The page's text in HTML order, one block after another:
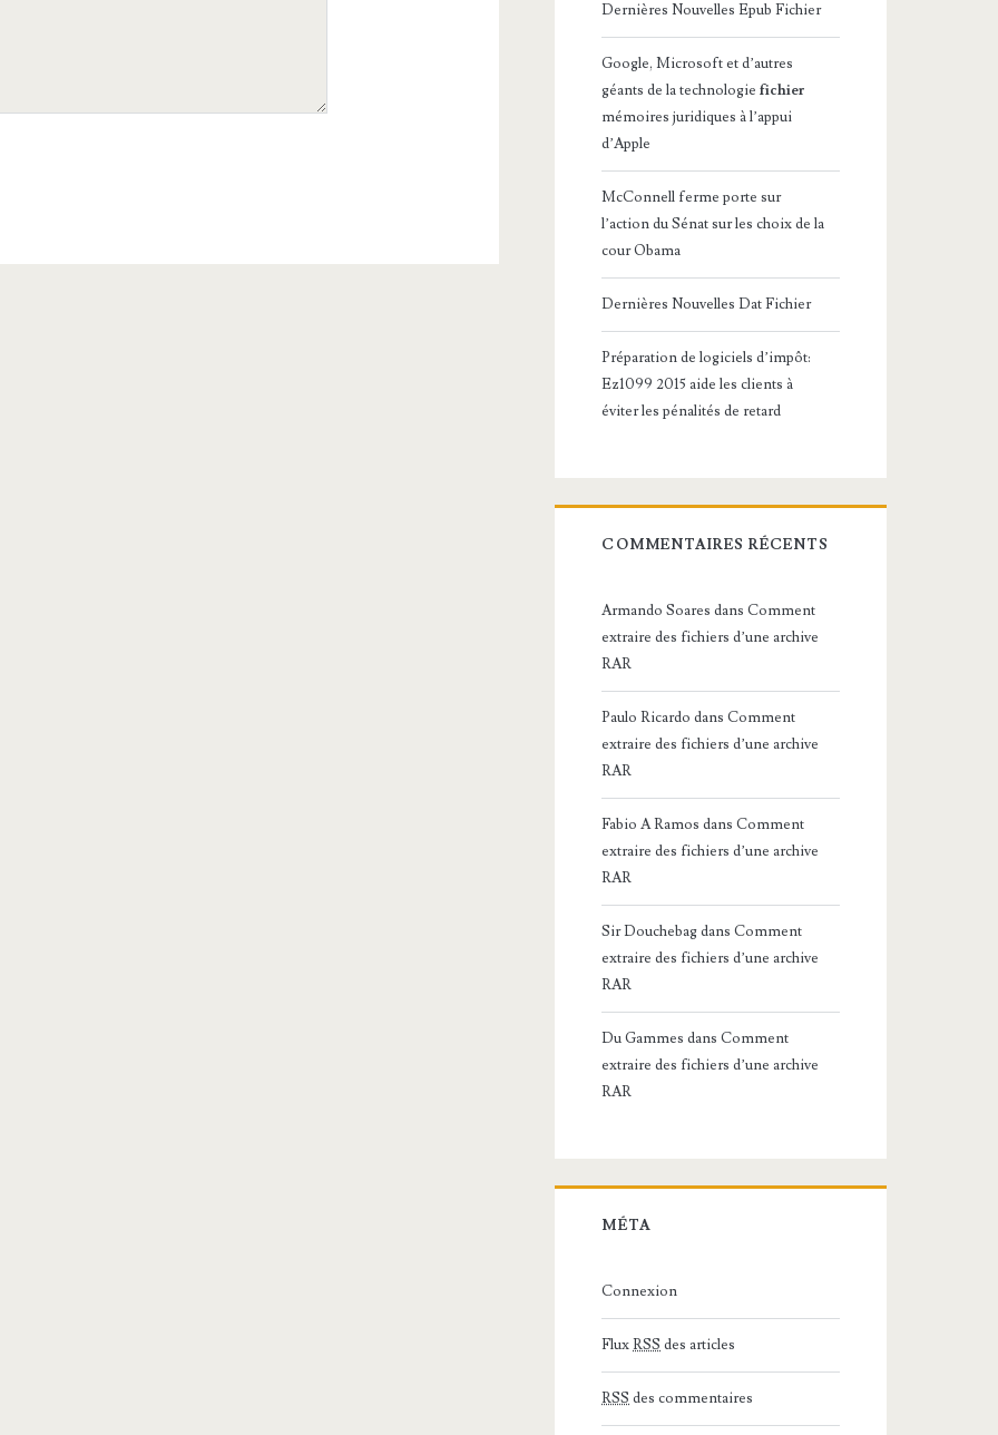
Dernières Nouvelles Epub Fichier
Google, Microsoft et d’autres
géants de la technologiefichier
mémoires juridiques à l’appui
d’Apple
McConnell ferme porte sur
l’action du Sénat sur les choix de la
cour Obama
Dernières Nouvelles Dat Fichier
Préparation de logiciels d’impôt:
Ez1099 2015 aide les clients à
éviter les pénalités de retard
COMMENTAIRES RÉCENTS
Armando Soares dansComment
extraire des fichiers d’une archive
RAR
Paulo Ricardo dansComment
extraire des fichiers d’une archive
RAR
Fabio A Ramos dansComment
extraire des fichiers d’une archive
RAR
Sir DouchebagdansComment
extraire des fichiers d’une archive
RAR
Du Gammes dansComment
extraire des fichiers d’une archive
RAR
MÉTA
Connexion
FluxRSS des articles
RSS des commentaires